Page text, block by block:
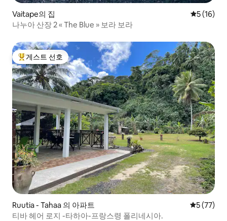
Vaitape의 집 평점 5점
5 (16)
나누아 산장 2 « The Blue » 보라 보라
상위 게스트 선호
게스트 선호
Ruutia - Tahaa 의 아파트 평점 5점
5 (77)
티바 헤어 로지 -타하아-프랑스령 폴리네시아.